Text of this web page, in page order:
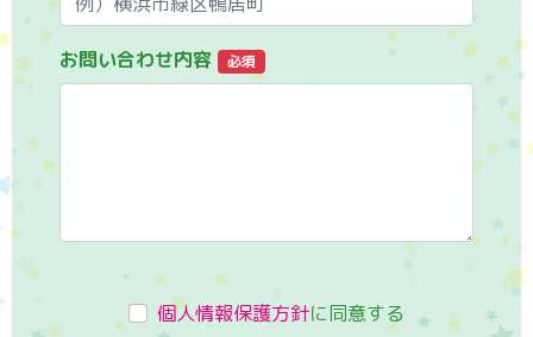
お問い合わせ内容 必須
個人情報保護方針に同意する